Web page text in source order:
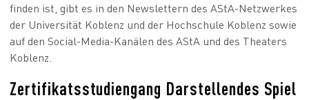
finden ist, gibt es in den Newslettern des AStA-Netzwerkes
der Universität Koblenz und der Hochschule Koblenz sowie
auf den Social-Media-Kanälen des AStA und des Theaters
Koblenz.
Zertifikatsstudiengang Darstellendes Spiel